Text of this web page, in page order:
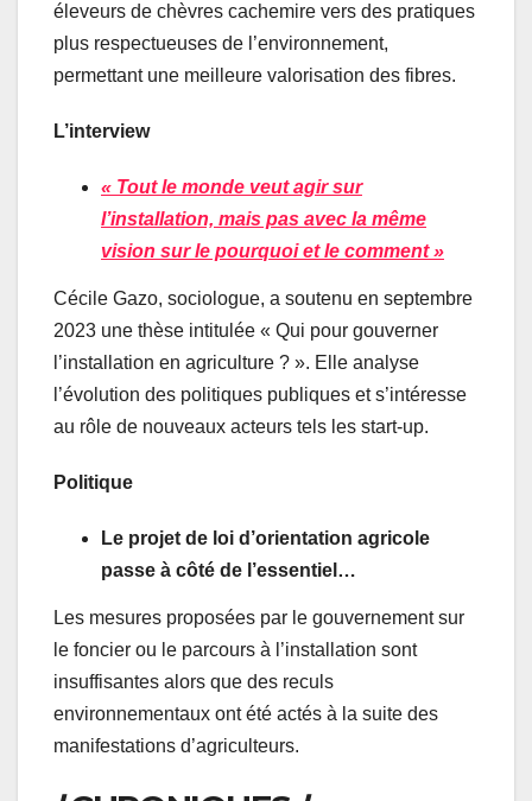
éleveurs de chèvres cachemire vers des pratiques
plus respectueuses de l’environnement,
permettant une meilleure valorisation des fibres.
L’interview
« Tout le monde veut agir sur
l’installation, mais pas avec la même
vision sur le pourquoi et le comment »
Cécile Gazo, sociologue, a soutenu en septembre
2023 une thèse intitulée « Qui pour gouverner
l’installation en agriculture ? ». Elle analyse
l’évolution des politiques publiques et s’intéresse
au rôle de nouveaux acteurs tels les start-up.
Politique
Le projet de loi d’orientation agricole
passe à côté de l’essentiel…
Les mesures proposées par le gouvernement sur
le foncier ou le parcours à l’installation sont
insuffisantes alors que des reculs
environnementaux ont été actés à la suite des
manifestations d’agriculteurs.